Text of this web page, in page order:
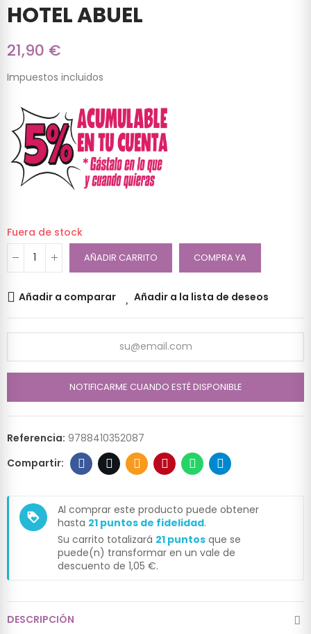
HOTEL ABUEL
21,90 €
Impuestos incluidos
Fuera de stock
AÑADIR CARRITO COMPRA YA
Añadir a comparar Añadir a la lista de deseos
NOTIFICARME CUANDO ESTÉ DISPONIBLE
Referencia: 9788410352087
loyalty
Al comprar este producto puede obtener
hasta 21 puntos de fidelidad.
Su carrito totalizará 21 puntos que se
puede(n) transformar en un vale de
descuento de 1,05 €.
DESCRIPCIÓN